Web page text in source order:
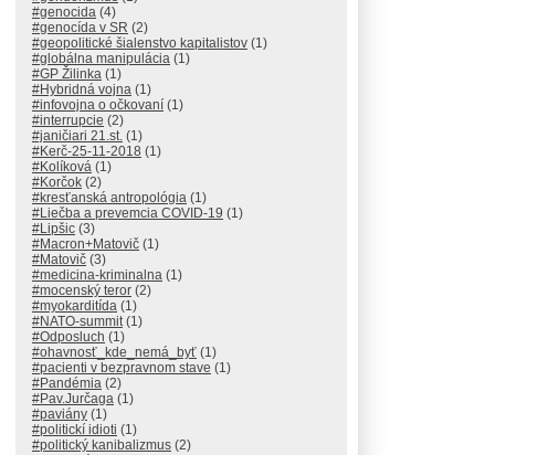
#genocida (4)
#genocída v SR (2)
#geopolitické šialenstvo kapitalistov (1)
#globálna manipulácia (1)
#GP Žilinka (1)
#Hybridná vojna (1)
#infovojna o očkovaní (1)
#interrupcie (2)
#janičiari 21.st. (1)
#Kerč-25-11-2018 (1)
#Kolíková (1)
#Korčok (2)
#kresťanská antropológia (1)
#Liečba a prevemcia COVID-19 (1)
#Lipšic (3)
#Macron+Matovič (1)
#Matovič (3)
#medicina-kriminalna (1)
#mocenský teror (2)
#myokarditída (1)
#NATO-summit(1)
#Odposluch (1)
#ohavnosť_kde_nemá_byť (1)
#pacienti v bezpravnom stave (1)
#Pandémia (2)
#Pav.Jurčaga (1)
#paviány (1)
#politickí idioti (1)
#politický kanibalizmus (2)